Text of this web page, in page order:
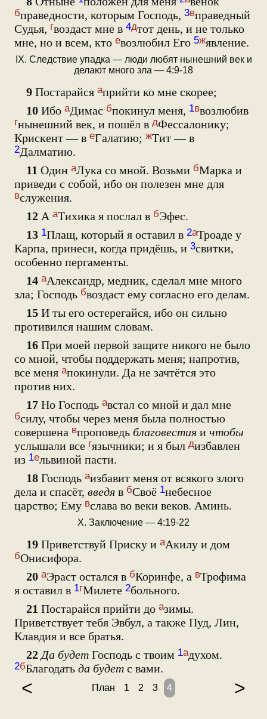
бправедности, которым Господь, 3вправедный
Судья, гвоздаст мне в 4дтот день, и не только
мне, но и всем, кто евозлюбил Его 5жявление.
IX. Следствие упадка — люди любят нынешний век и
делают много зла — 4:9-18
9 Постарайся априйти ко мне скорее;
10 Ибо аДимас бпокинул меня, 1ввозлюбив
гнынешний век, и пошёл в дФессалонику;
Крискент — в еГалатию; жТит — в
2Далматию.
11 Один аЛука со мной. Возьми бМарка и
приведи с собой, ибо он полезен мне для
вслужения.
12 А аТихика я послал в бЭфес.
13 1Плащ, который я оставил в 2аТроаде у
Карпа, принеси, когда придёшь, и 3свитки,
особенно пергаменты.
14 аАлександр, медник, сделал мне много
зла; Господь бвоздаст ему согласно его делам.
15 И ты его остерегайся, ибо он сильно
противился нашим словам.
16 При моей первой защите никого не было
со мной, чтобы поддержать меня; напротив,
все меня апокинули. Да не зачтётся это
против них.
17 Но Господь австал со мной и дал мне
бсилу, чтобы через меня была полностью
совершена впроповедь благовестия и чтобы
услышали все гязычники; и я был дизбавлен
из 1ельвиной пасти.
18 Господь аизбавит меня от всякого злого
дела и спасёт, введя в бСвоё 1небесное
царство; Ему вслава во веки веков. Аминь.
X. Заключение — 4:19-22
19 Приветствуй Приску и аАкилу и дом
бОнисифора.
20 аЭраст остался в бКоринфе, а вТрофима
я оставил в 1гМилете 2больного.
21 Постарайся прийти до азимы.
Приветствует тебя Эвбул, а также Пуд, Лин,
Клавдия и все братья.
22 Да будет Господь с твоим 1адухом.
2бБлагодать да будет с вами.
< План 1 2 3 4 >